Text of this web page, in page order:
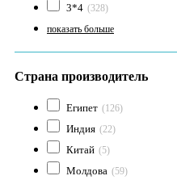
3*4 (328)
показать больше
Страна производитель
Египет (126)
Индия (22)
Китай (5)
Молдова (59)